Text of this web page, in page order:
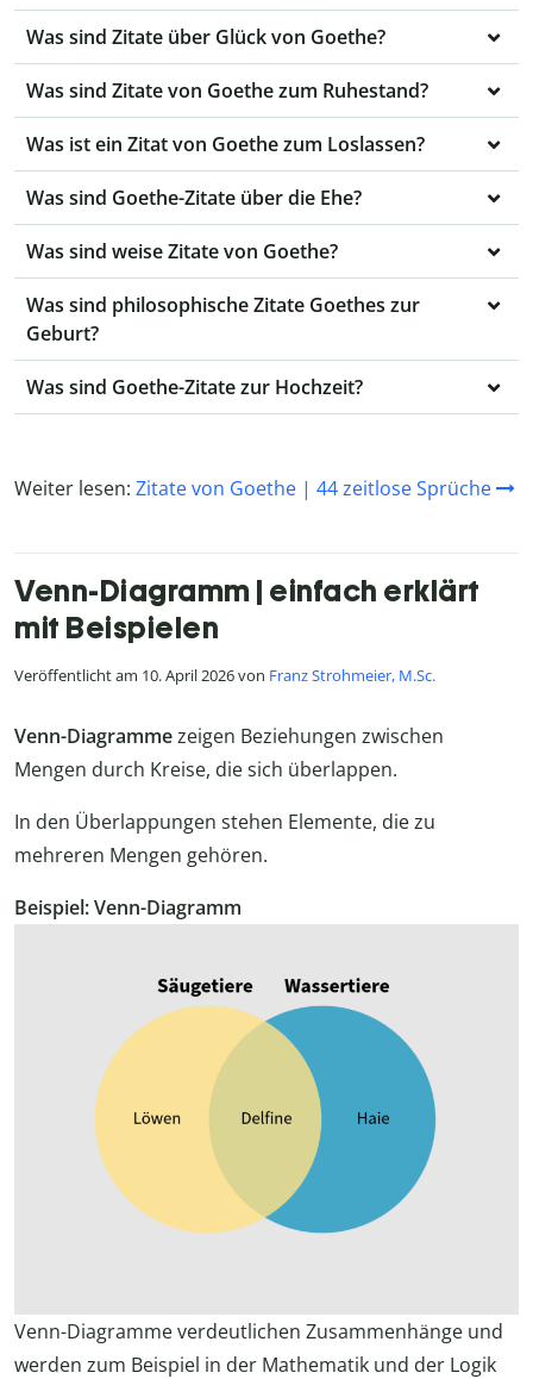
Was sind Zitate über Glück von Goethe?
Was sind Zitate von Goethe zum Ruhestand?
Was ist ein Zitat von Goethe zum Loslassen?
Was sind Goethe-Zitate über die Ehe?
Was sind weise Zitate von Goethe?
Was sind philosophische Zitate Goethes zur
Geburt?
Was sind Goethe-Zitate zur Hochzeit?
Weiter lesen: Zitate von Goethe | 44 zeitlose Sprüche
Venn-Diagramm | einfach erklärt
mit Beispielen
Veröffentlicht am 10. April 2026 von Franz Strohmeier, M.Sc.
Venn-Diagrammezeigen Beziehungen zwischen
Mengen durch Kreise, die sich überlappen.
In den Überlappungen stehen Elemente, die zu
mehreren Mengen gehören.
Beispiel: Venn-Diagramm
Venn-Diagramme verdeutlichen Zusammenhänge und
werden zum Beispiel in der Mathematik und der Logik